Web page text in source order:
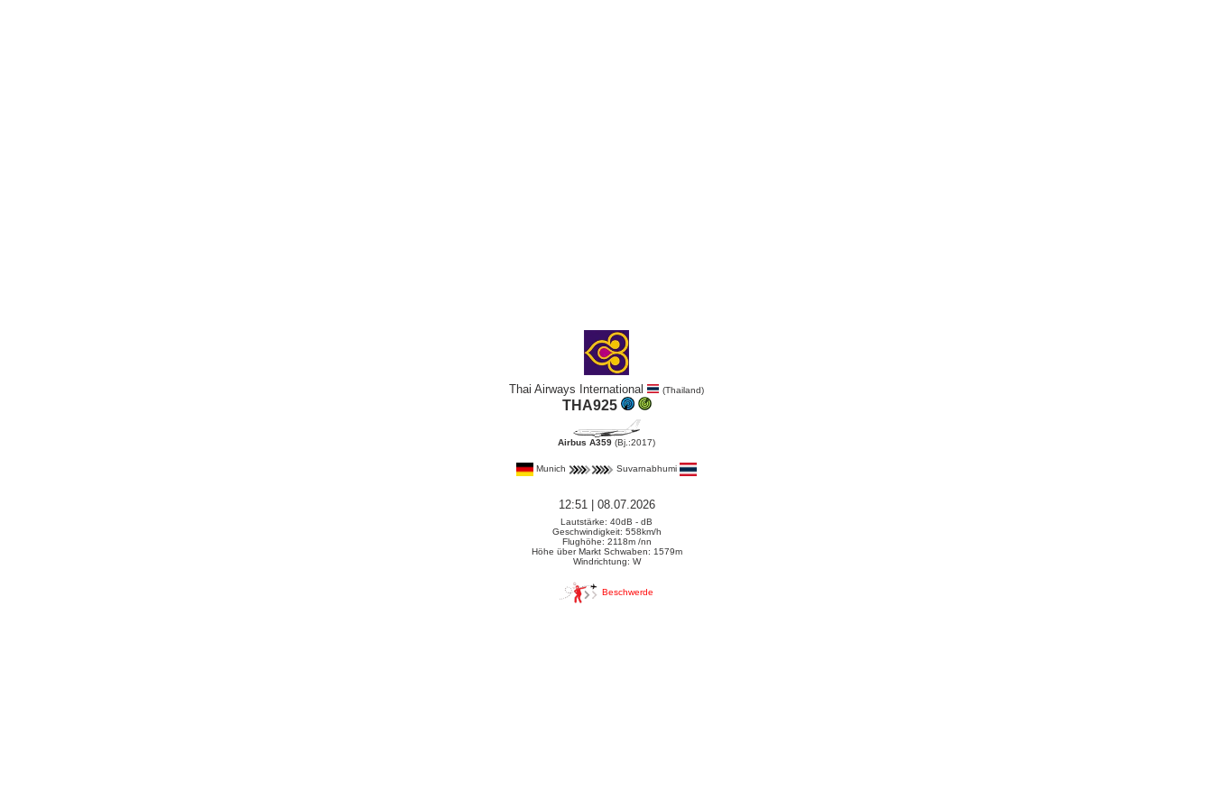
Thai Airways International (Thailand)
THA925
Airbus A359 (Bj.:2017)
Munich Suvarnabhumi
12:51 | 08.07.2026
Lautstärke: 40dB - dB
Geschwindigkeit: 558km/h
Flughöhe: 2118m /nn
Höhe über Markt Schwaben: 1579m
Windrichtung: W
Beschwerde